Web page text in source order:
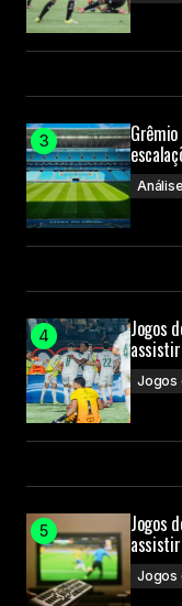
Jogos
Jogos
Jogos
Jogos